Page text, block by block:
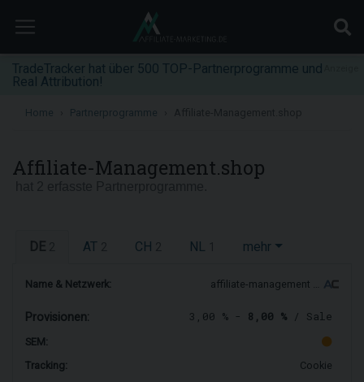
TradeTracker hat über 500 TOP-Partnerprogramme und
Real Attribution!
Home Partnerprogramme
Affiliate-Management.shop
DE AT CH NL mehr
Name & Netzwerk: affiliate-management …
Provisionen: 3,00 % - 8,00 % / Sale
SEM:
Tracking:
Cookie